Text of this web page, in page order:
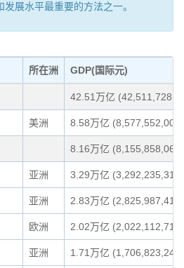
展水平最重要的方法之一。
所在洲 GDP(国际元)
42.51万亿
美洲 8.58万亿
8.16万亿
亚洲 3.29万亿
亚洲 2.83万亿
欧洲 2.02万亿
亚洲 1.71万亿